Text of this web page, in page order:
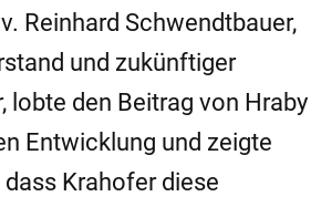
Reinhard Schwendtbauer,
und zukünftiger
lobte den Beitrag von Hraby
Entwicklung und zeigte
Krahofer diese